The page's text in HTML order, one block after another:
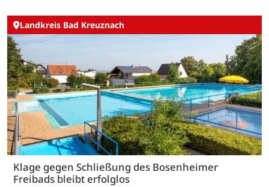
Landkreis Bad Kreuznach
Klage gegen Schließung des Bosenheimer
Freibads bleibt erfolglos